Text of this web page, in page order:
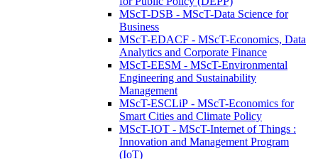
MScT-DSB - MScT-Data Science for
Business
MScT-EDACF - MScT-Economics, Data
Analytics and Corporate Finance
MScT-EESM - MScT-Environmental
Engineering and Sustainability
Management
MScT-ESCLiP - MScT-Economics for
Smart Cities and Climate Policy
MScT-IOT - MScT-Internet of Things :
Innovation and Management Program
(IoT)